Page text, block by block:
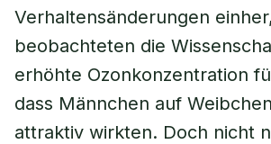
Verhaltensänderungen einher,
beobachteten die
erhöhte Ozonkonzentration
dass Männchen auf
attraktiv wirkten. Doch nicht